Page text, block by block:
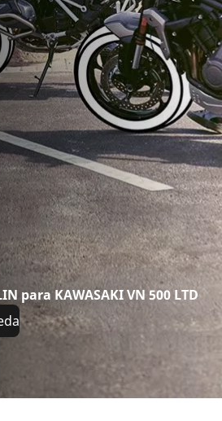
para KAWASAKI VN 500 LTD